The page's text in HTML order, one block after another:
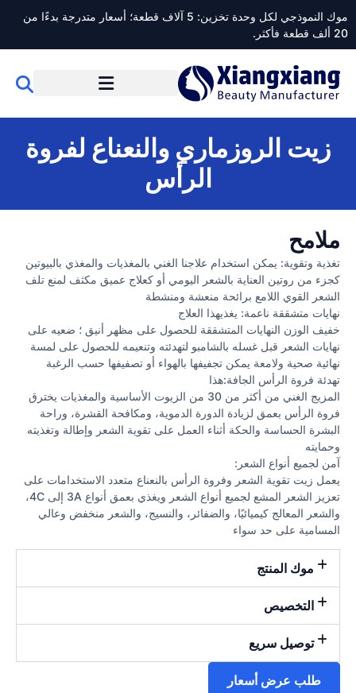
موك النموذجي لكل وحدة تخزين: 5 آلاف قطعة؛ أسعار متدرجة بدءًا من
20 ألف قطعة فأكثر.
زيت الروزماري والنعناع لفروة
الرأس
ملامح
تغذية وتقوية: يمكن استخدام علاجنا الغني بالمغذيات والمغذي بالبيوتين
كجزء من روتين العناية بالشعر اليومي أو كعلاج عميق مكثف لمنع تلف
الشعر القوي اللامع برائحة منعشة ومنشطة
نهايات متشققة ناعمة: يغذيهذا العلاج
خفيف الوزن النهايات المتشققة للحصول على مظهر أنيق ؛ ضعيه على
نهايات الشعر قبل غسله بالشامبو لتهدئته وتنعيمه للحصول على لمسة
نهائية صحية ولامعة يمكن تجفيفها بالهواء أو تصفيفها حسب الرغبة
تهدئة فروة الرأس الجافة:هذا
المزيج الغني من أكثر من 30 من الزيوت الأساسية والمغذيات يخترق
فروة الرأس بعمق لزيادة الدورة الدموية، ومكافحة القشرة، وراحة
البشرة الحساسة والحكة أثناء العمل على تقوية الشعر وإطالة وتغذيته
وحمايته
آمن لجميع أنواع الشعر:
يعمل زيت تقوية الشعر وفروة الرأس بالنعناع متعدد الاستخدامات على
تعزيز الشعر المشع لجميع أنواع الشعر ويغذي بعمق أنواع 3A إلى 4C،
والشعر المعالج كيميائيًا، والضفائر، والنسيج، والشعر منخفض وعالي
المسامية على حد سواء
موك المنتج
التخصيص
توصيل سريع
طلب عرض أسعار